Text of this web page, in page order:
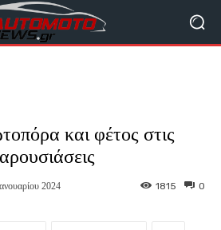
και φέτος στις
2024 0
1815